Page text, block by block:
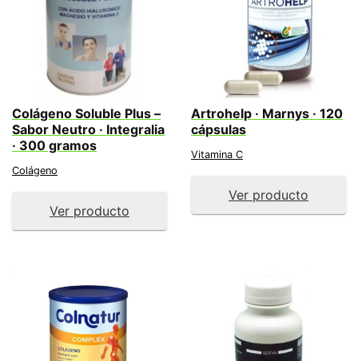
Colágeno Soluble Plus –
Sabor Neutro · Integralia
· 300 gramos
Colágeno
Ver producto
Artrohelp · Marnys · 120
cápsulas
Vitamina C
Ver producto